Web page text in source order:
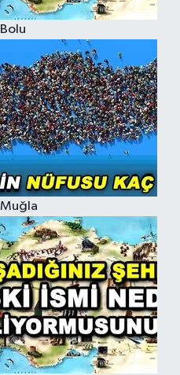
Bolu
Muğla